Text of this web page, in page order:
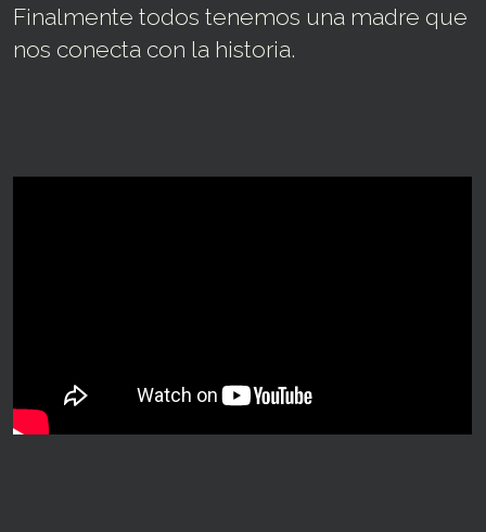
Finalmente todos tenemos una madre que
nos conecta con la historia.